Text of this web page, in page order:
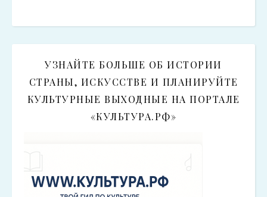
УЗНАЙТЕ БОЛЬШЕ ОБ ИСТОРИИ
СТРАНЫ, ИСКУССТВЕ И ПЛАНИРУЙТЕ
КУЛЬТУРНЫЕ ВЫХОДНЫЕ НА ПОРТАЛЕ
«КУЛЬТУРА.РФ»